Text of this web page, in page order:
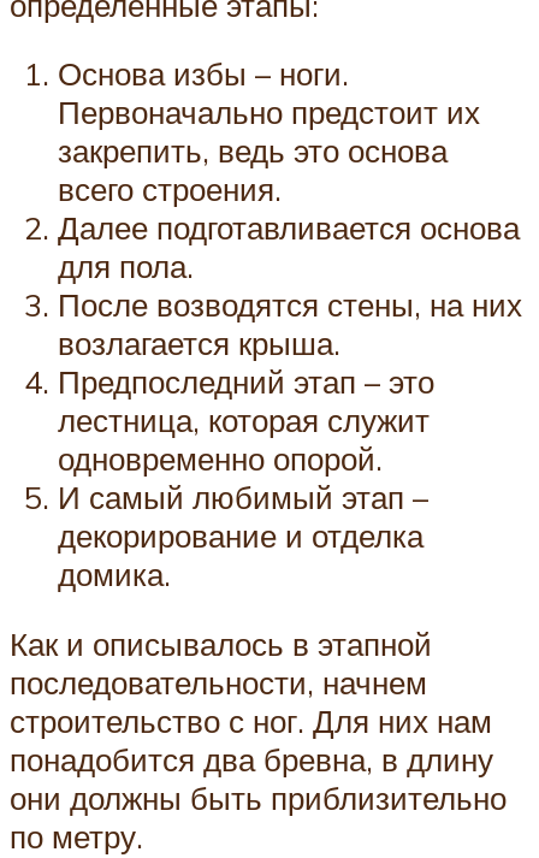
Основа избы – ноги.
Первоначально предстоит их
закрепить, ведь это основа
всего строения.
Далее подготавливается основа
для пола.
После возводятся стены, на них
возлагается крыша.
Предпоследний этап – это
лестница, которая служит
одновременно опорой.
И самый любимый этап –
декорирование и отделка
домика.
Как и описывалось в этапной
последовательности, начнем
строительство с ног. Для них нам
понадобится два бревна, в длину
они должны быть приблизительно
по метру.